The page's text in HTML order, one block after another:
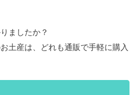
ましたか？
土産は、どれも通販で手軽に購入